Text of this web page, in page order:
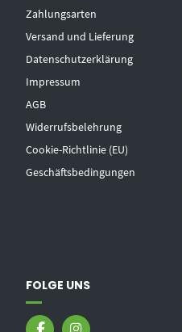
Zahlungsarten
Versand und Lieferung
Datenschutzerklärung
Impressum
AGB
Widerrufsbelehrung
Cookie-Richtlinie (EU)
Geschäftsbedingungen
FOLGE UNS